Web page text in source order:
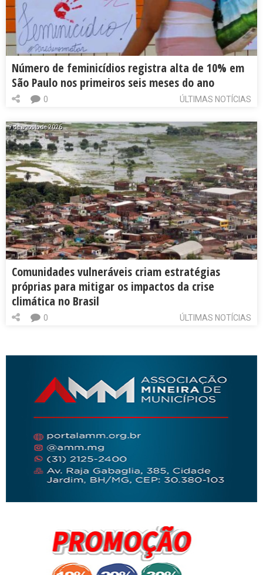
Número de feminicídios registra alta de 10% em
São Paulo nos primeiros seis meses do ano
ÚLTIMAS NOTÍCIAS
0
7 de agosto de 2026
Comunidades vulneráveis criam estratégias
próprias para mitigar os impactos da crise
climática no Brasil
ÚLTIMAS NOTÍCIAS
0